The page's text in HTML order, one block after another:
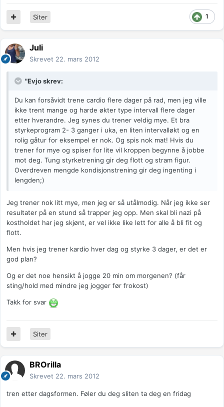
1
Siter
Juli
Skrevet 22. mars 2012
"Evjo skrev:
Du kan forsåvidt trene cardio flere dager på rad, men jeg ville
ikke trent mange og harde økter type intervall flere dager
etter hverandre. Jeg synes du trener veldig mye. Et bra
styrkeprogram 2- 3 ganger i uka, en liten intervalløkt og en
rolig gåtur for eksempel er nok. Og spis nok mat! Hvis du
trener for mye og spiser for lite vil kroppen begynne å jobbe
mot deg. Tung styrketrening gir deg flott og stram figur.
Overdreven mengde kondisjonstrening gir deg ingenting i
lengden;)
Jeg trener nok litt mye, men jeg er så utålmodig. Når jeg ikke ser
resultater på en stund så trapper jeg opp. Men skal bli nazi på
kostholdet har jeg skjønt, er vel ikke like lett for alle å bli fit og
flott.
Men hvis jeg trener kardio hver dag og styrke 3 dager, er det er
god plan?
Og er det noe hensikt å jogge 20 min om morgenen? (får
sting/hold med mindre jeg jogger før frokost)
Takk for svar
Siter
BROrilla
Skrevet 22. mars 2012
tren etter dagsformen. Føler du deg sliten ta deg en fridag